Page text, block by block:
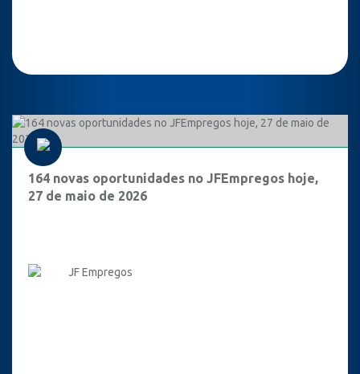
164 novas oportunidades no JFEmpregos hoje,
27 de maio de 2026
JF Empregos